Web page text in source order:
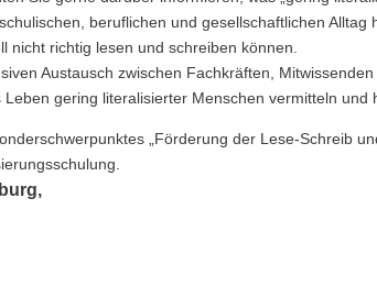
beruflichen und gesellschaftlichen
nicht richtig lesen und schreiben können.
Austausch zwischen Fachkräften,
gering literalisierter Menschen vermitteln
„Förderung der Lese-Schreib